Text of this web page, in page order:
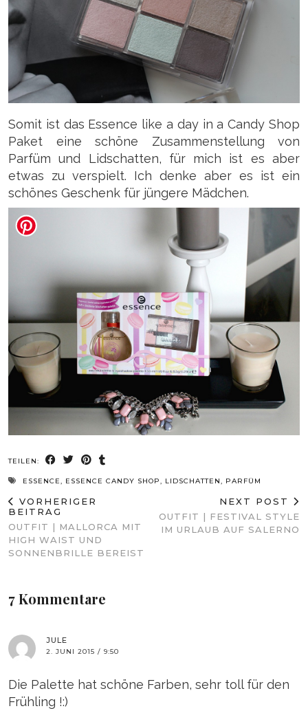
Somit ist das Essence like a day in a Candy Shop
Paket eine schöne Zusammenstellung von
Parfüm und Lidschatten, für mich ist es aber
etwas zu verspielt. Ich denke aber es ist ein
schönes Geschenk für jüngere Mädchen.
TEILEN:
ESSENCE, ESSENCE CANDY SHOP, LIDSCHATTEN, PARFÜM
VORHERIGER
BEITRAG
OUTFIT | MALLORCA MIT
HIGH WAIST UND
SONNENBRILLE BEREIST
NEXT POST
OUTFIT | FESTIVAL STYLE
IM URLAUB AUF SALERNO
7 Kommentare
JULE
2. JUNI 2015 / 9:50
Die Palette hat schöne Farben, sehr toll für den
Frühling !:)